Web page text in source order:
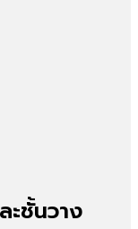
ะชั้นวาง